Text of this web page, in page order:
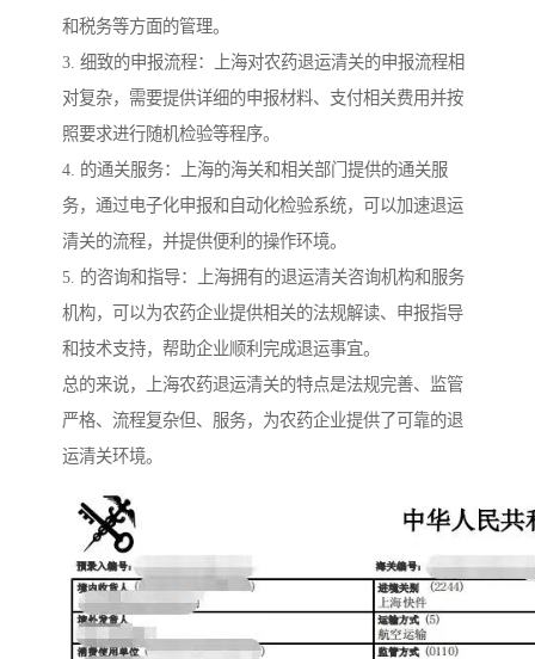
和税务等方面的管理。
3. 细致的申报流程：上海对农药退运清关的申报流程相
对复杂，需要提供详细的申报材料、支付相关费用并按
照要求进行随机检验等程序。
4. 的通关服务：上海的海关和相关部门提供的通关服
务，通过电子化申报和自动化检验系统，可以加速退运
清关的流程，并提供便利的操作环境。
5. 的咨询和指导：上海拥有的退运清关咨询机构和服务
机构，可以为农药企业提供相关的法规解读、申报指导
和技术支持，帮助企业顺利完成退运事宜。
总的来说，上海农药退运清关的特点是法规完善、监管
严格、流程复杂但、服务，为农药企业提供了可靠的退
运清关环境。